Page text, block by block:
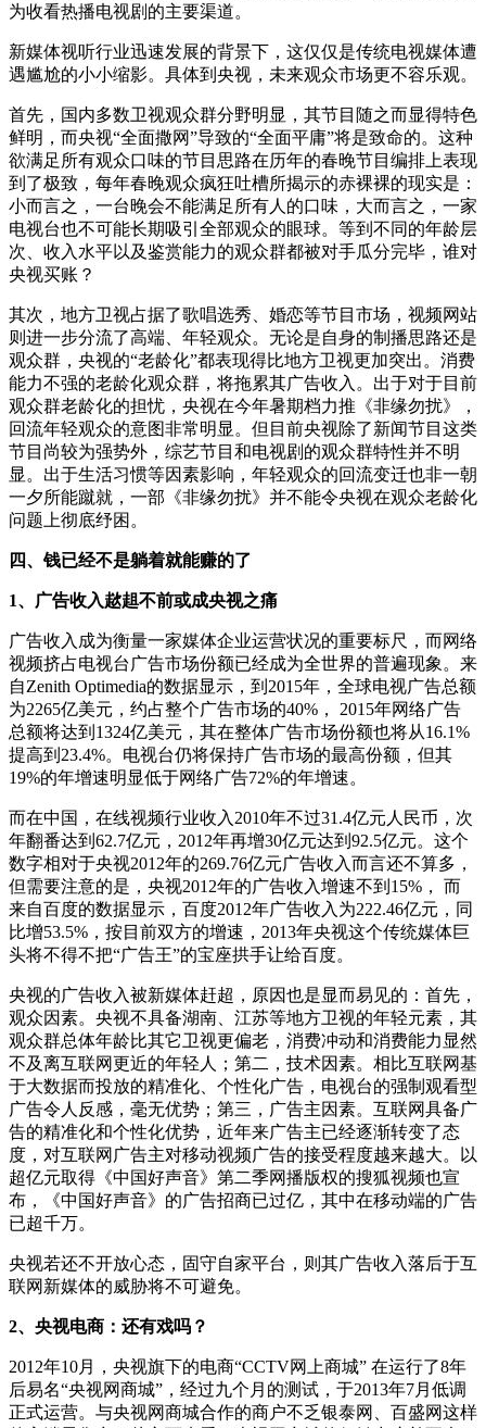
为收看热播电视剧的主要渠道。
新媒体视听行业迅速发展的背景下，这仅仅是传统电视媒体遭
遇尴尬的小小缩影。具体到央视，未来观众市场更不容乐观。
首先，国内多数卫视观众群分野明显，其节目随之而显得特色
鲜明，而央视“全面撒网”导致的“全面平庸”将是致命的。这种
欲满足所有观众口味的节目思路在历年的春晚节目编排上表现
到了极致，每年春晚观众疯狂吐槽所揭示的赤裸裸的现实是：
小而言之，一台晚会不能满足所有人的口味，大而言之，一家
电视台也不可能长期吸引全部观众的眼球。等到不同的年龄层
次、收入水平以及鉴赏能力的观众群都被对手瓜分完毕，谁对
央视买账？
其次，地方卫视占据了歌唱选秀、婚恋等节目市场，视频网站
则进一步分流了高端、年轻观众。无论是自身的制播思路还是
观众群，央视的“老龄化”都表现得比地方卫视更加突出。消费
能力不强的老龄化观众群，将拖累其广告收入。出于对于目前
观众群老龄化的担忧，央视在今年暑期档力推《非缘勿扰》，
回流年轻观众的意图非常明显。但目前央视除了新闻节目这类
节目尚较为强势外，综艺节目和电视剧的观众群特性并不明
显。出于生活习惯等因素影响，年轻观众的回流变迁也非一朝
一夕所能蹴就，一部《非缘勿扰》并不能令央视在观众老龄化
问题上彻底纾困。
四、钱已经不是躺着就能赚的了
1、广告收入趑趄不前或成央视之痛
广告收入成为衡量一家媒体企业运营状况的重要标尺，而网络
视频挤占电视台广告市场份额已经成为全世界的普遍现象。来
自Zenith Optimedia的数据显示，到2015年，全球电视广告总额
为2265亿美元，约占整个广告市场的40%， 2015年网络广告
总额将达到1324亿美元，其在整体广告市场份额也将从16.1%
提高到23.4%。电视台仍将保持广告市场的最高份额，但其
19%的年增速明显低于网络广告72%的年增速。
而在中国，在线视频行业收入2010年不过31.4亿元人民币，次
年翻番达到62.7亿元，2012年再增30亿元达到92.5亿元。这个
数字相对于央视2012年的269.76亿元广告收入而言还不算多，
但需要注意的是，央视2012年的广告收入增速不到15%， 而
来自百度的数据显示，百度2012年广告收入为222.46亿元，同
比增53.5%，按目前双方的增速，2013年央视这个传统媒体巨
头将不得不把“广告王”的宝座拱手让给百度。
央视的广告收入被新媒体赶超，原因也是显而易见的：首先，
观众因素。央视不具备湖南、江苏等地方卫视的年轻元素，其
观众群总体年龄比其它卫视更偏老，消费冲动和消费能力显然
不及离互联网更近的年轻人；第二，技术因素。相比互联网基
于大数据而投放的精准化、个性化广告，电视台的强制观看型
广告令人反感，毫无优势；第三，广告主因素。互联网具备广
告的精准化和个性化优势，近年来广告主已经逐渐转变了态
度，对互联网广告主对移动视频广告的接受程度越来越大。以
超亿元取得《中国好声音》第二季网播版权的搜狐视频也宣
布，《中国好声音》的广告招商已过亿，其中在移动端的广告
已超千万。
央视若还不开放心态，固守自家平台，则其广告收入落后于互
联网新媒体的威胁将不可避免。
2、央视电商：还有戏吗？
2012年10月，央视旗下的电商“CCTV网上商城” 在运行了8年
后易名“央视网商城”，经过九个月的测试，于2013年7月低调
正式运营。与央视网商城合作的商户不乏银泰网、百盛网这样